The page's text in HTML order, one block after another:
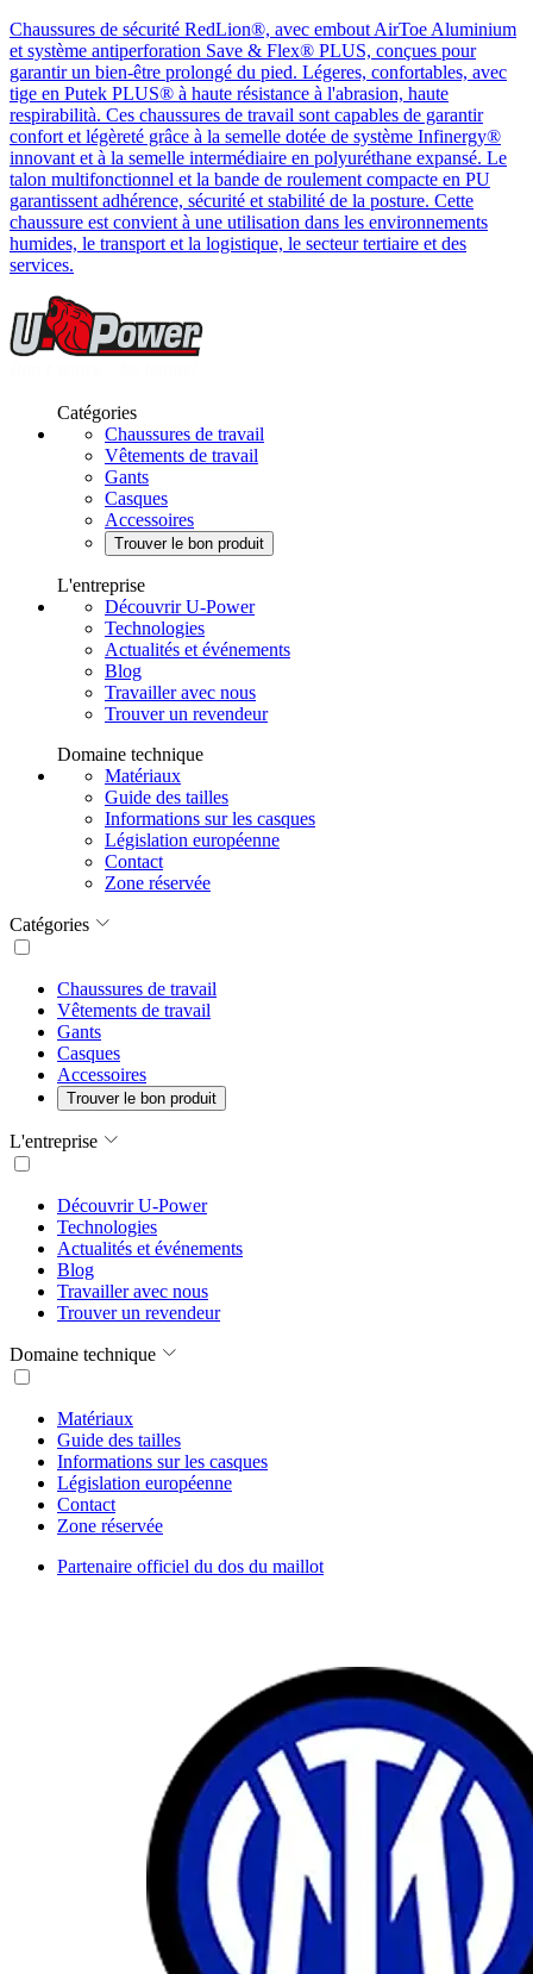
Chaussures de sécurité RedLion®, avec embout AirToe Aluminium
et système antiperforation Save & Flex® PLUS, conçues pour
garantir un bien-être prolongé du pied. Légeres, confortables, avec
tige en Putek PLUS® à haute résistance à l'abrasion, haute
respirabilità. Ces chaussures de travail sont capables de garantir
confort et légèreté grâce à la semelle dotée de système Infinergy®
innovant et à la semelle intermédiaire en polyuréthane expansé. Le
talon multifonctionnel et la bande de roulement compacte en PU
garantissent adhérence, sécurité et stabilité de la posture. Cette
chaussure est convient à une utilisation dans les environnements
humides, le transport et la logistique, le secteur tertiaire et des
services.
Catégories
Chaussures de travail
Vêtements de travail
Gants
Casques
Accessoires
Trouver le bon produit
L'entreprise
Découvrir U-Power
Technologies
Actualités et événements
Blog
Travailler avec nous
Trouver un revendeur
Domaine technique
Matériaux
Guide des tailles
Informations sur les casques
Législation européenne
Contact
Zone réservée
Catégories
Chaussures de travail
Vêtements de travail
Gants
Casques
Accessoires
Trouver le bon produit
L'entreprise
Découvrir U-Power
Technologies
Actualités et événements
Blog
Travailler avec nous
Trouver un revendeur
Domaine technique
Matériaux
Guide des tailles
Informations sur les casques
Législation européenne
Contact
Zone réservée
Partenaire officiel du dos du maillot